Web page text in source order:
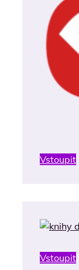
Vstoupit
Vstoupit